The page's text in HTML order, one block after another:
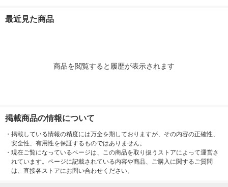
最近見た商品
商品を閲覧すると履歴が表示されます
掲載商品の情報について
・ 掲載している情報の精度には万全を期しておりますが、その内容の正確性、
安全性、有用性を保証するものではありません。
・ 現在ご覧になっているページは、この商品を取り扱うストアによって運営さ
れています。ページに記載されている内容や商品、ご購入に関するご質問
は、直接各ストアにお問い合わせください。